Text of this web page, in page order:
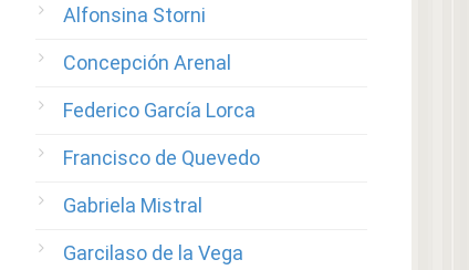
Alfonsina Storni
Concepción Arenal
Federico García Lorca
Francisco de Quevedo
Gabriela Mistral
Garcilaso de la Vega